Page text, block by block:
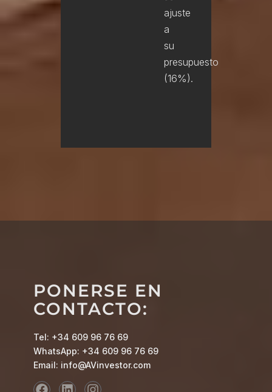
ajuste
a
su
presupuesto
(16%).
PONERSE EN
CONTACTO:
Tel: +34 609 96 76 69
WhatsApp: +34 609 96 76 69
Email: info@AVinvestor.com